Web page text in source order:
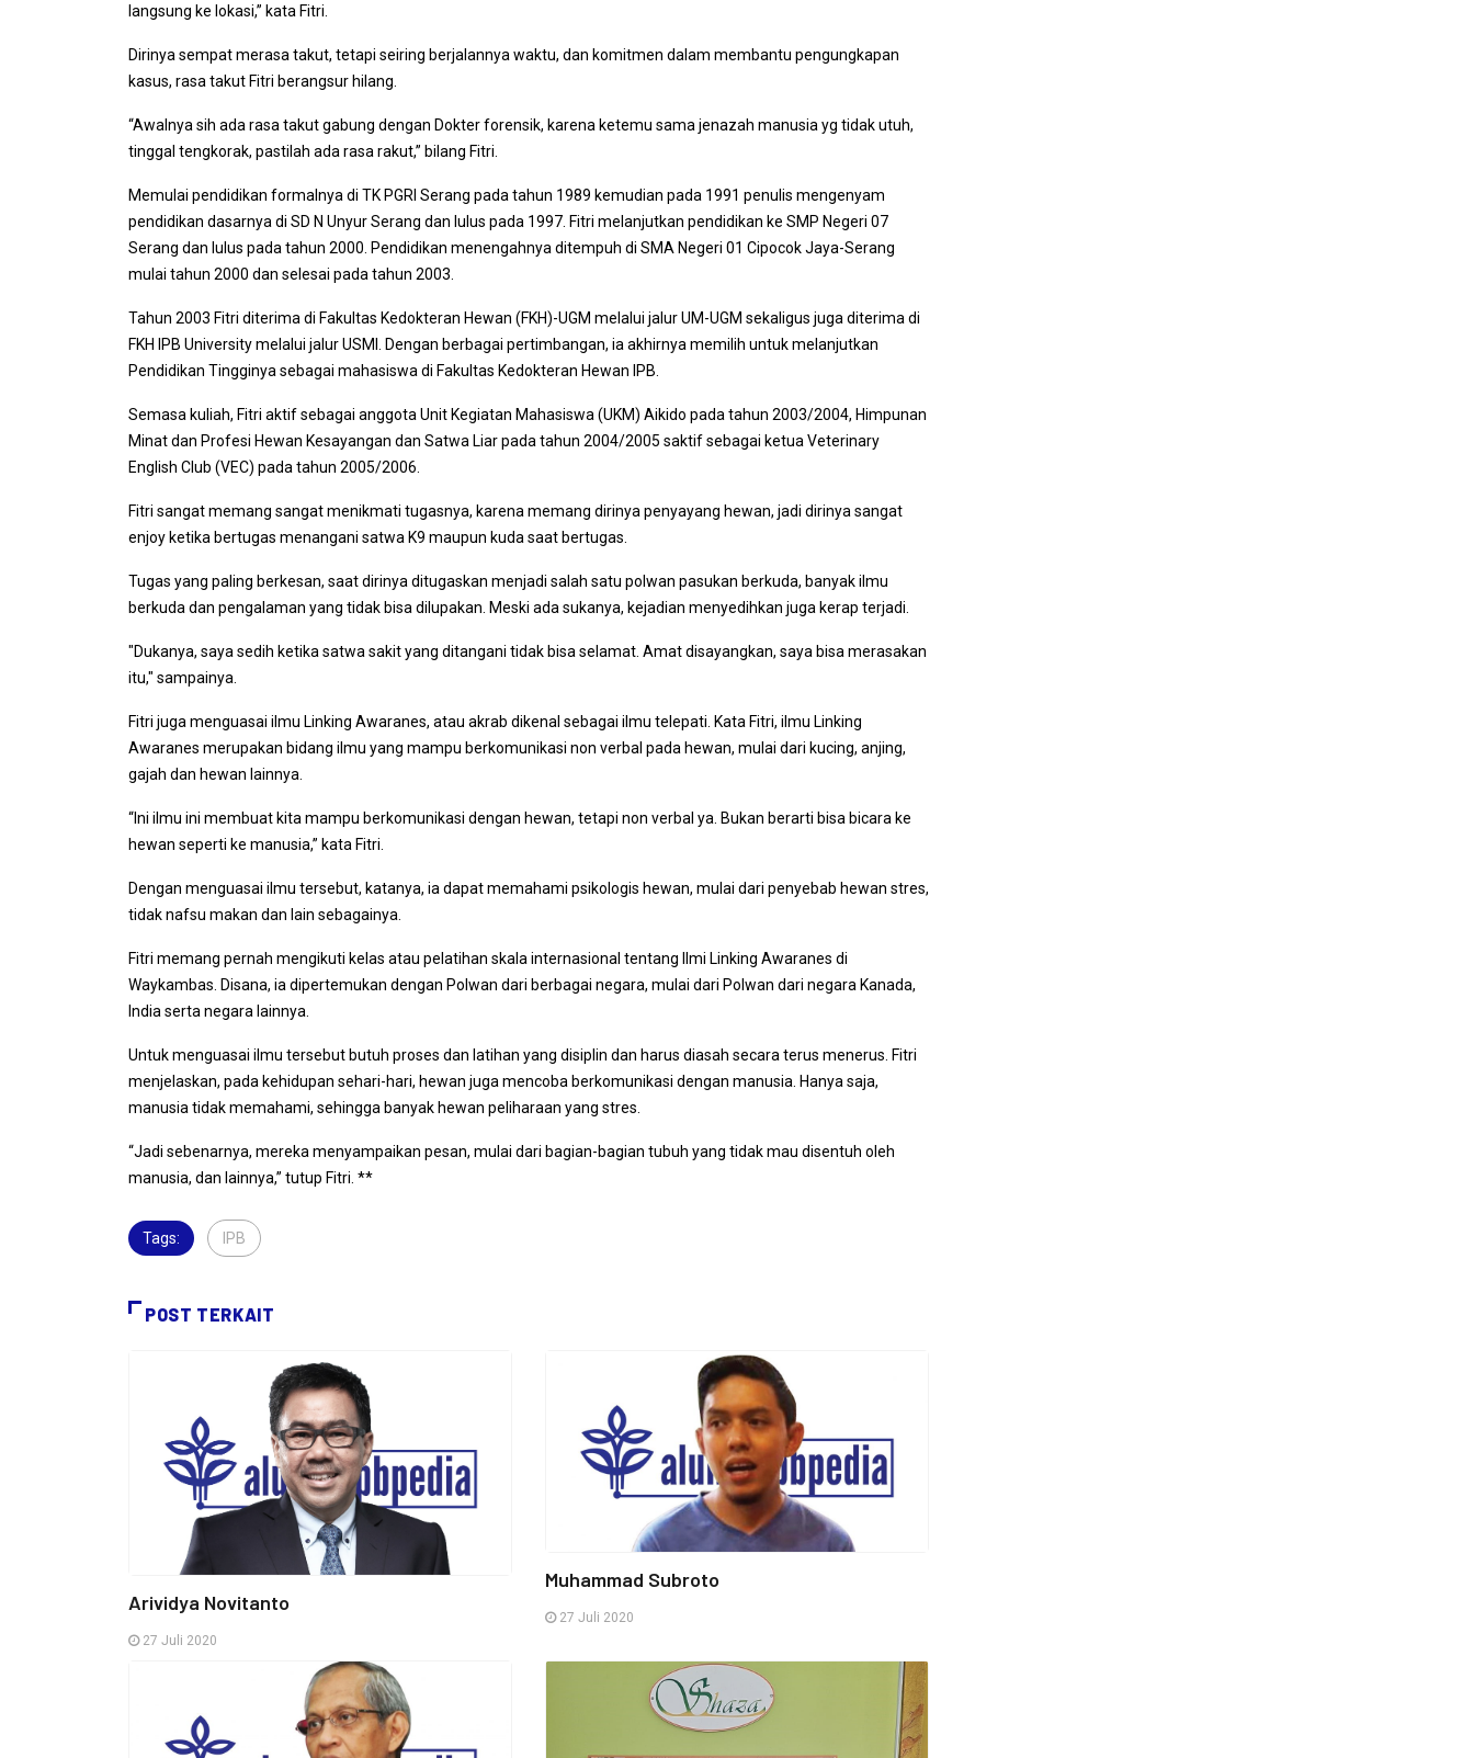
langsung ke lokasi,” kata Fitri.
Dirinya sempat merasa takut, tetapi seiring berjalannya waktu, dan komitmen dalam membantu pengungkapan
kasus, rasa takut Fitri berangsur hilang.
“Awalnya sih ada rasa takut gabung dengan Dokter forensik, karena ketemu sama jenazah manusia yg tidak utuh,
tinggal tengkorak, pastilah ada rasa rakut,” bilang Fitri.
Memulai pendidikan formalnya di TK PGRI Serang pada tahun 1989 kemudian pada 1991 penulis mengenyam
pendidikan dasarnya di SD N Unyur Serang dan lulus pada 1997. Fitri melanjutkan pendidikan ke SMP Negeri 07
Serang dan lulus pada tahun 2000. Pendidikan menengahnya ditempuh di SMA Negeri 01 Cipocok Jaya-Serang
mulai tahun 2000 dan selesai pada tahun 2003.
Tahun 2003 Fitri diterima di Fakultas Kedokteran Hewan (FKH)-UGM melalui jalur UM-UGM sekaligus juga diterima di
FKH IPB University melalui jalur USMI. Dengan berbagai pertimbangan, ia akhirnya memilih untuk melanjutkan
Pendidikan Tingginya sebagai mahasiswa di Fakultas Kedokteran Hewan IPB.
Semasa kuliah, Fitri aktif sebagai anggota Unit Kegiatan Mahasiswa (UKM) Aikido pada tahun 2003/2004, Himpunan
Minat dan Profesi Hewan Kesayangan dan Satwa Liar pada tahun 2004/2005 saktif sebagai ketua Veterinary
English Club (VEC) pada tahun 2005/2006.
Fitri sangat memang sangat menikmati tugasnya, karena memang dirinya penyayang hewan, jadi dirinya sangat
enjoy ketika bertugas menangani satwa K9 maupun kuda saat bertugas.
Tugas yang paling berkesan, saat dirinya ditugaskan menjadi salah satu polwan pasukan berkuda, banyak ilmu
berkuda dan pengalaman yang tidak bisa dilupakan. Meski ada sukanya, kejadian menyedihkan juga kerap terjadi.
"Dukanya, saya sedih ketika satwa sakit yang ditangani tidak bisa selamat. Amat disayangkan, saya bisa merasakan
itu," sampainya.
Fitri juga menguasai ilmu Linking Awaranes, atau akrab dikenal sebagai ilmu telepati. Kata Fitri, ilmu Linking
Awaranes merupakan bidang ilmu yang mampu berkomunikasi non verbal pada hewan, mulai dari kucing, anjing,
gajah dan hewan lainnya.
“Ini ilmu ini membuat kita mampu berkomunikasi dengan hewan, tetapi non verbal ya. Bukan berarti bisa bicara ke
hewan seperti ke manusia,” kata Fitri.
Dengan menguasai ilmu tersebut, katanya, ia dapat memahami psikologis hewan, mulai dari penyebab hewan stres,
tidak nafsu makan dan lain sebagainya.
Fitri memang pernah mengikuti kelas atau pelatihan skala internasional tentang Ilmi Linking Awaranes di
Waykambas. Disana, ia dipertemukan dengan Polwan dari berbagai negara, mulai dari Polwan dari negara Kanada,
India serta negara lainnya.
Untuk menguasai ilmu tersebut butuh proses dan latihan yang disiplin dan harus diasah secara terus menerus. Fitri
menjelaskan, pada kehidupan sehari-hari, hewan juga mencoba berkomunikasi dengan manusia. Hanya saja,
manusia tidak memahami, sehingga banyak hewan peliharaan yang stres.
“Jadi sebenarnya, mereka menyampaikan pesan, mulai dari bagian-bagian tubuh yang tidak mau disentuh oleh
manusia, dan lainnya,” tutup Fitri. **
Tags: IPB
POST TERKAIT
Arividya Novitanto
27 Juli 2020
Muhammad Subroto
27 Juli 2020